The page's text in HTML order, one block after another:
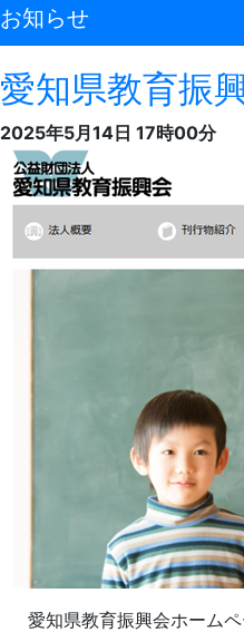
お知らせ
愛知県教育振
2025年5月14日 17時00分
愛知県教育振興会ホーム